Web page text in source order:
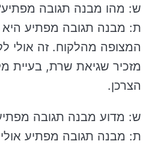
ש: מהו מבנה תגובה
ת: מבנה תגובה מפתיע
המצופה מהלקוח. זה אולי
מזכיר שגיאת שרת, בעיית
הצרכן.
ש: מדוע מבנה תגובה
ת: מבנה תגובה מפתיע אולי